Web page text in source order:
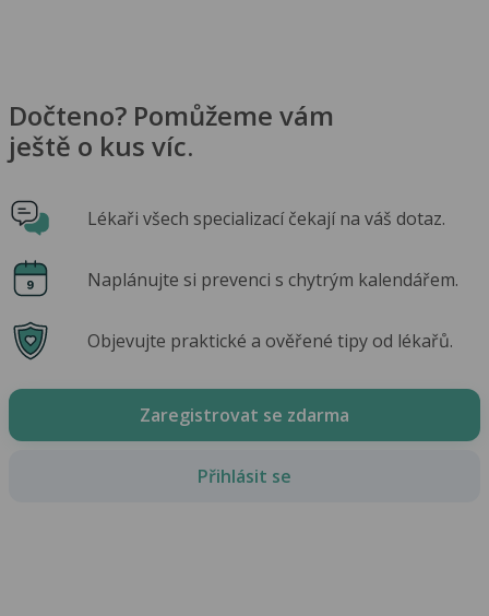
Dočteno? Pomůžeme vám
ještě o kus víc.
Lékaři všech specializací čekají na váš dotaz.
Naplánujte si prevenci s chytrým kalendářem.
Objevujte praktické a ověřené tipy od lékařů.
Zaregistrovat se zdarma
Přihlásit se